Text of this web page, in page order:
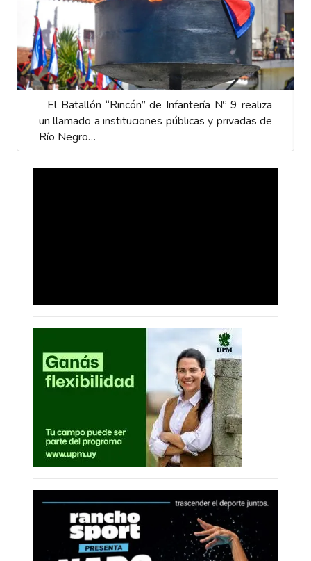
El Batallón “Rincón” de Infantería Nº 9 realiza
un llamado a instituciones públicas y privadas de
Río Negro…